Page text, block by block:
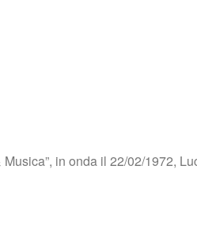
in onda il 22/02/1972,